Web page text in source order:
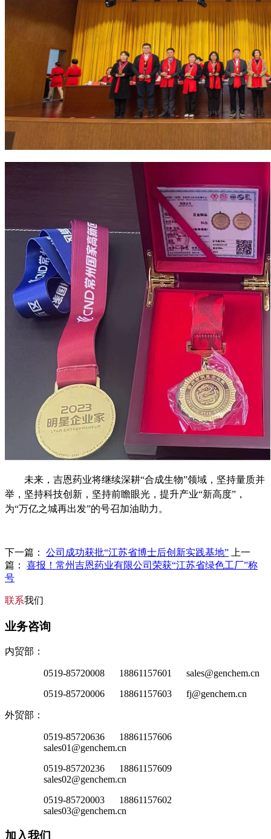
未来，吉恩药业将继续深耕“合成生物”领域，坚持量质并
举，坚持科技创新，坚持前瞻眼光，提升产业“新高度”，
为“万亿之城再出发”的号召加油助力。
下一篇： 公司成功获批“江苏省博士后创新实践基地”
上一
篇： 喜报！常州吉恩药业有限公司荣获“江苏省绿色工厂”称
号
联系我们
业务咨询
内贸部：
0519-85720008 18861157601 sales@genchem.cn
0519-85720006 18861157603 fj@genchem.cn
外贸部：
0519-85720636 18861157606
sales01@genchem.cn
0519-85720236 18861157609
sales02@genchem.cn
0519-85720003 18861157602
sales03@genchem.cn
加入我们